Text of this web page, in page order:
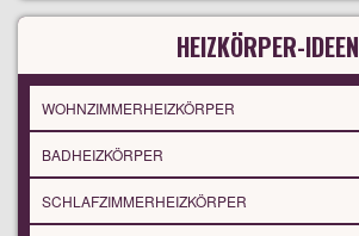
HEIZKÖRPER-IDEEN
WOHNZIMMERHEIZKÖRPER
BADHEIZKÖRPER
SCHLAFZIMMERHEIZKÖRPER